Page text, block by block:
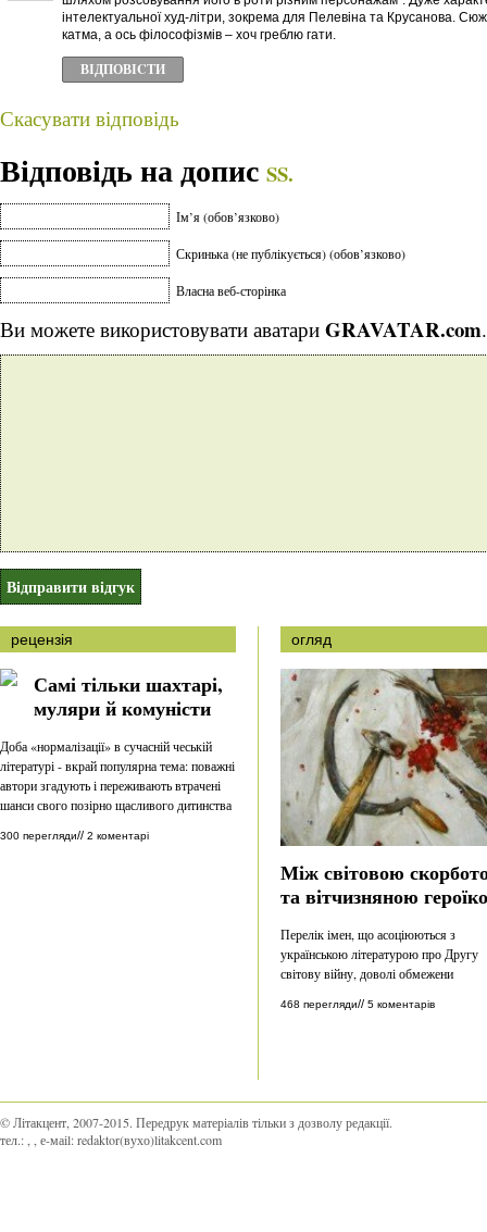
інтелектуальної худ-літри, зокрема для Пелевіна та Крусанова.
катма, а ось філософізмів – хоч греблю гати.
ВІДПОВІCТИ
Скасувати відповідь
Відповідь на допис SS.
Ім’я (обов’язково)
Скринька (не публікується) (обов’язково)
Власна веб-сторінка
Ви можете використовувати аватари GRAVATAR.com.
рецензія
Самі тільки шахтарі,
муляри й комуністи
Доба «нормалізації» в сучасній чеській
літературі - вкрай популярна тема: поважні
автори згадують і переживають втрачені
шанси свого позірно щасливого дитинства
300 перегляди// 2 коментарі
огляд
Між світовою
та вітчизняною
Перелік імен, що асоціюються з
українською літературою про Другу
світову війну, доволі обмежени
468 перегляди// 5 коментарів
© Літакцент, 2007-2015. Передрук матеріалів тільки з дозволу редакції.
тел.:
, е-маіl:redaktor(вухо)litakcent.com